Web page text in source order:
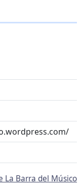
La Barra del Músico